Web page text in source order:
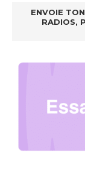
ENVOIE
RADIOS,